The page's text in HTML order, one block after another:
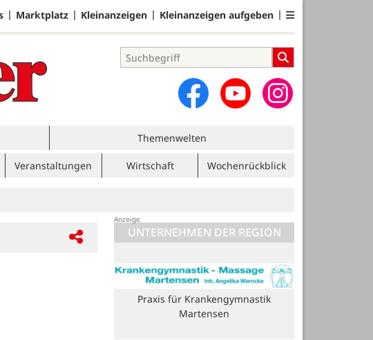
Marktplatz Kleinanzeigen Kleinanzeigen aufgeben
Themenwelten
Veranstaltungen Wirtschaft Wochenrückblick
UNTERNEHMEN DER REGION
Praxis für Krankengymnastik
Martensen